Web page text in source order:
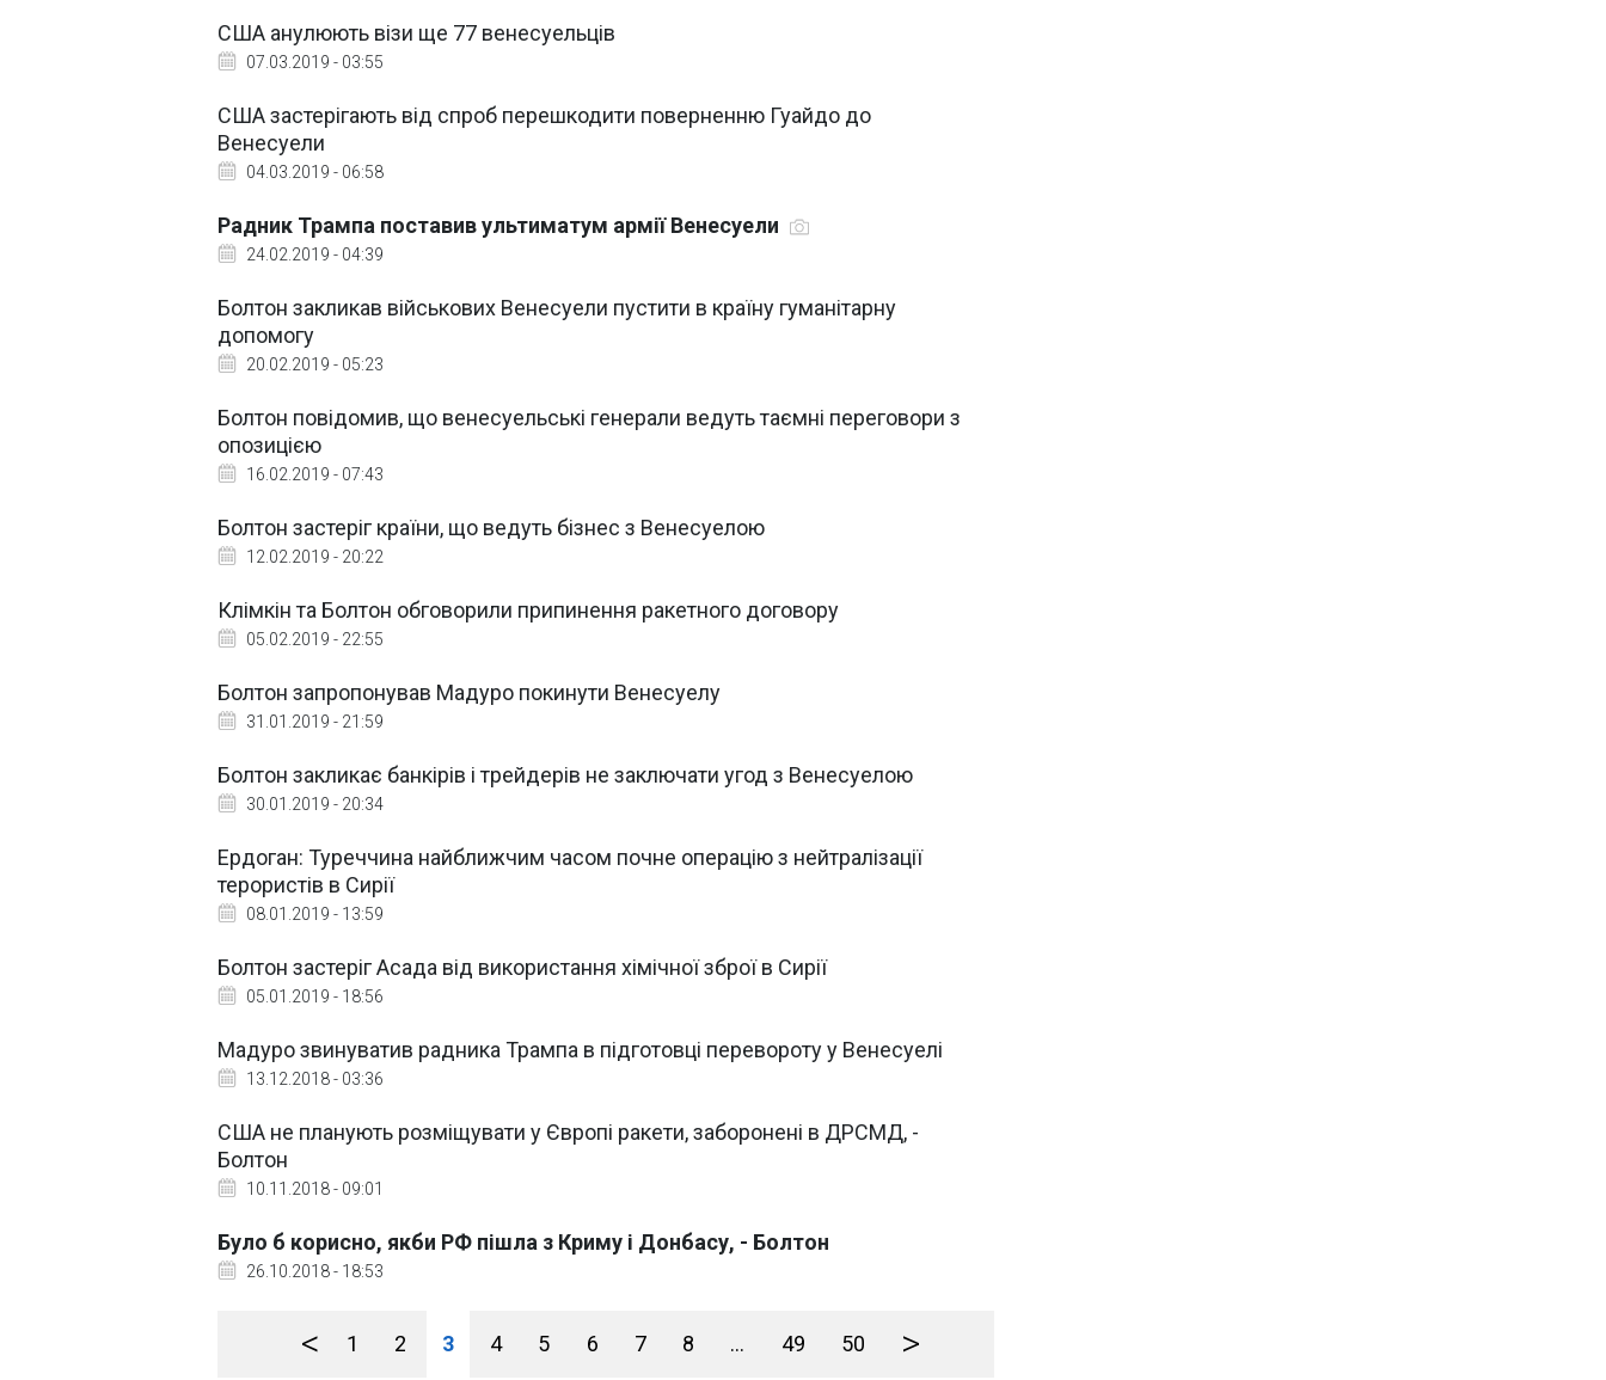
США анулюють візи ще 77 венесуельців
07.03.2019 - 03:55
США застерігають від спроб перешкодити поверненню Гуайдо до
Венесуели
04.03.2019 - 06:58
Радник Трампа поставив ультиматум армії Венесуели
24.02.2019 - 04:39
Болтон закликав військових Венесуели пустити в країну гуманітарну
допомогу
20.02.2019 - 05:23
Болтон повідомив, що венесуельські генерали ведуть таємні переговори з
опозицією
16.02.2019 - 07:43
Болтон застеріг країни, що ведуть бізнес з Венесуелою
12.02.2019 - 20:22
Клімкін та Болтон обговорили припинення ракетного договору
05.02.2019 - 22:55
Болтон запропонував Мадуро покинути Венесуелу
31.01.2019 - 21:59
Болтон закликає банкірів і трейдерів не заключати угод з Венесуелою
30.01.2019 - 20:34
Ердоган: Туреччина найближчим часом почне операцію з нейтралізації
терористів в Сирії
08.01.2019 - 13:59
Болтон застеріг Асада від використання хімічної зброї в Сирії
05.01.2019 - 18:56
Мадуро звинуватив радника Трампа в підготовці перевороту у Венесуелі
13.12.2018 - 03:36
США не планують розміщувати у Європі ракети, заборонені в ДРСМД, -
Болтон
10.11.2018 - 09:01
Було б корисно, якби РФ пішла з Криму і Донбасу, - Болтон
26.10.2018 - 18:53
< 1 2 3 4 5 6 7 8 ... 49 50 >